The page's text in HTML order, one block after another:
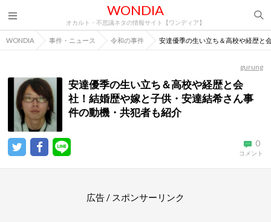
WONDIA
オカルト・不思議ネタの情報サイト【ワンディア】
WONDIA 事件・ニュース 令和の事件 安達優季の生い立ち＆高校や経歴と
gurung
安達優季の生い立ち＆高校や経歴と会
社！結婚歴や嫁と子供・安達結希さん事
件の動機・共犯者も紹介
0
コメント
広告 / スポンサーリンク